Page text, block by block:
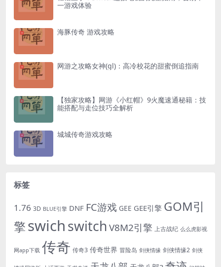
一游戏体验
海豚传奇 游戏攻略
网游之攻略女神(gl)：高冷校花的甜蜜倒追指南
【独家攻略】网游《小红帽》9火魔速通秘籍：技
能搭配与走位技巧全解析
城城传奇游戏攻略
标签
1.76 3D BLUE引擎 DNF FC游戏 GEE GEE引擎 GOM引
擎swichswitchV8M2引擎 上古战纪 么么虎影视
网app下载 传奇 传奇3 传奇世界 冒险岛 剑侠情缘 剑侠情缘2 剑侠